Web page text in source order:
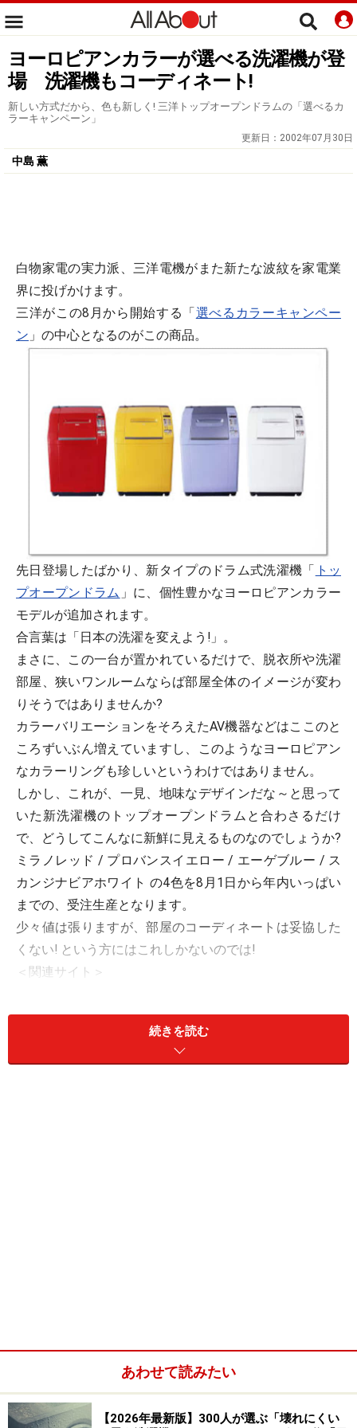
ヨーロピアンカラーが選べる洗濯機が登
場 洗濯機もコーディネート!
新しい方式だから、色も新しく! 三洋トップオープンドラムの「選べるカ
ラーキャンペーン」
更新日： 2002年07月30日
中島 薫
白物家電の実力派、三洋電機がまた新たな波紋を家電業
界に投げかけます。
三洋がこの8月から開始する「選べるカラーキャンペー
ン 」の中心となるのがこの商品。
先日登場したばかり、新タイプのドラム式洗濯機「
トッ
プオープンドラム 」に、個性豊かなヨーロピアンカラー
モデルが追加されます。
合言葉は「日本の洗濯を変えよう!」。
まさに、この一台が置かれているだけで、脱衣所や洗濯
部屋、狭いワンルームならば部屋全体のイメージが変わ
りそうではありませんか?
カラーバリエーションをそろえたAV機器などはここのと
ころずいぶん増えていますし、このようなヨーロピアン
なカラーリングも珍しいというわけではありません。
しかし、これが、一見、地味なデザインだな～と思って
いた新洗濯機のトップオープンドラムと合わさるだけ
で、どうしてこんなに新鮮に見えるものなのでしょうか?
ミラノレッド / プロバンスイエロー / エーゲブルー / ス
カンジナビアホワイト の4色を8月1日から年内いっぱい
までの、受注生産となります。
少々値は張りますが、部屋のコーディネートは妥協した
くない! という方にはこれしかないのでは!
＜関連サイト＞
「日本の洗濯を変えよう!」選べるカラーキャンペーン
洗濯機 & 乾燥機 のおすすめリンク集
デザイン重視 のおすすめリンク集
続きを読む
あわせて読みたい
【2026年最新版】300人が選ぶ「壊れにくい